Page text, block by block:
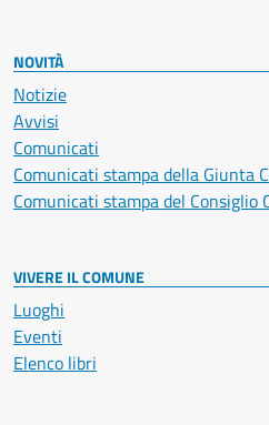
NOVITÀ
Notizie
Avvisi
Comunicati
Comunicati stampa della Giunta
Comunicati stampa del Consiglio
VIVERE IL COMUNE
Luoghi
Eventi
Elenco libri